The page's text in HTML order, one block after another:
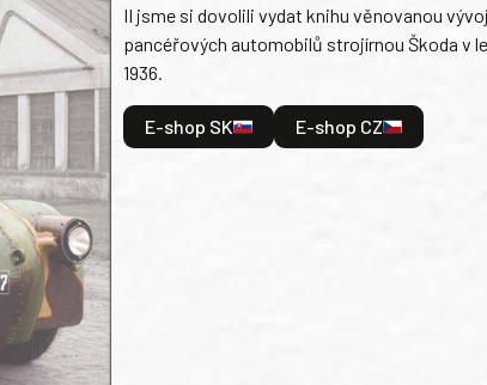
II jsme si dovolili vydat knihu věnovanou
pancéřových automobilů strojírnou Škoda v
1936.
E-shop SK E-shop CZ